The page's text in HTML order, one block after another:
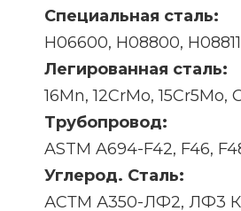
Специальная сталь:
Н06600, Н08800, Н08811
Легированная сталь:
16Mn, 12CrMo, 15Cr5Mo,
Трубопровод:
ASTM A694-F42, F46,
Углерод. Сталь:
АСТМ А350-ЛФ2, ЛФ3